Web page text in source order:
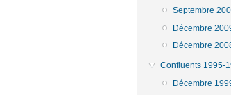
Septembre
Décembre
Décembre
Confluents 1995-
Décembre